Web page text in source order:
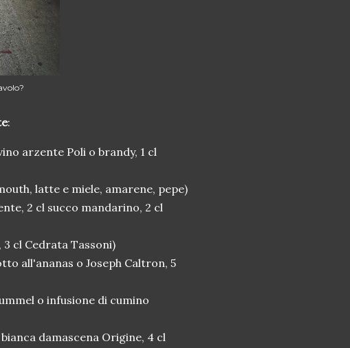
:
arzente Poli o brandy, 1 cl
latte e miele, amarene, pepe)
2 cl succo mandarino, 2 cl
cl Cedrata Tassoni)
all'ananas o Joseph Caltron, 5
o infusione di cumino
damascena Origine, 4 cl